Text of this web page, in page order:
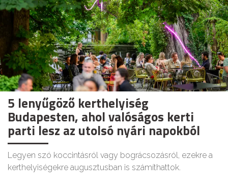
5 lenyűgöző kerthelyiség
Budapesten, ahol valóságos kerti
parti lesz az utolsó nyári napokból
Legyen szó koccintásról vagy bográcsozásról, ezekre a
kerthelyiségekre augusztusban is számíthattok.